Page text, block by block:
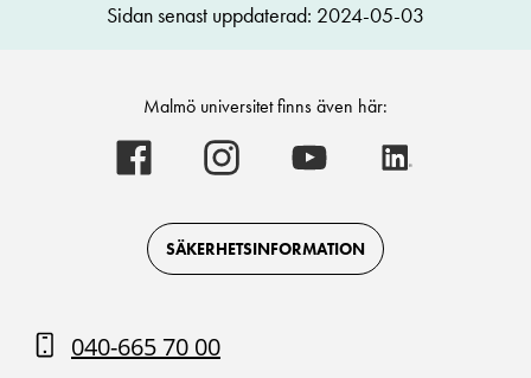
Sidan senast uppdaterad: 2024-05-03
Malmö universitet finns även här:
Malmö
universitet
on
Facebook
Malmö
universitet
on
Instagram
Malmö
universitet
on
Youtube
SÄKERHETSINFORMATION
040-665 70 00